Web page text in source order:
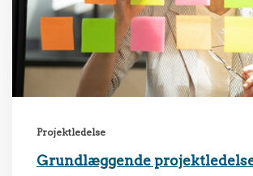
Projektledelse
Grundlæggende